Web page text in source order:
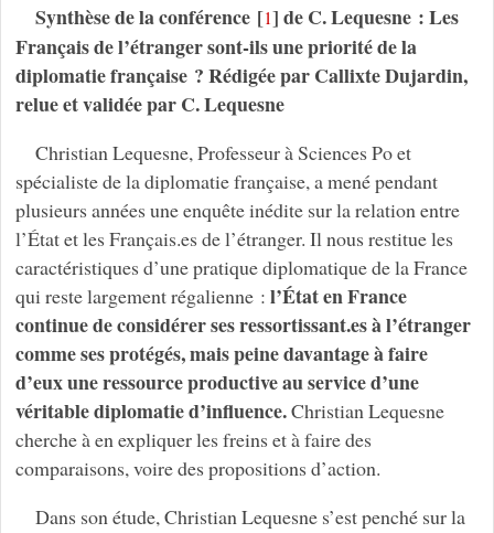
Synthèse de la conférence[1]de C. Lequesne : Les
Français de l’étranger sont-ils une priorité de la
diplomatie française ? Rédigée par Callixte Dujardin,
relue et validée par C. Lequesne
Christian Lequesne, Professeur à Sciences Po et
spécialiste de la diplomatie française, a mené pendant
plusieurs années une enquête inédite sur la relation entre
l’État et les Français.es de l’étranger. Il nous restitue les
caractéristiques d’une pratique diplomatique de la France
qui reste largement régalienne : l’État en France
continue de considérer ses ressortissant.es à l’étranger
comme ses protégés, mais peine davantage à faire
d’eux une ressource productive au service d’une
véritable diplomatie d’influence.Christian Lequesne
cherche à en expliquer les freins et à faire des
comparaisons, voire des propositions d’action.
Dans son étude, Christian Lequesne s’est penché sur la